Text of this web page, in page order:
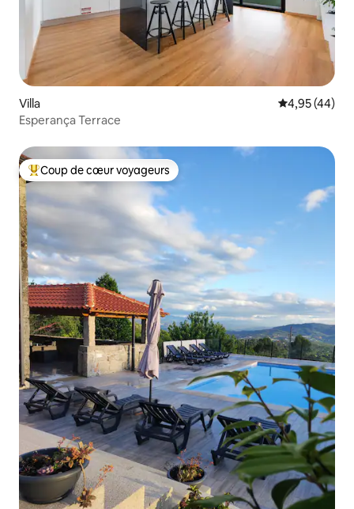
Villa Évaluation
4,95 (44)
Esperança Terrace
Coups de cœur voyageurs les plus appréciés
Coup de cœur voyageurs